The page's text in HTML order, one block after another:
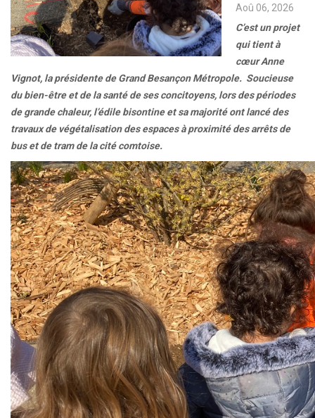
Aoû 06, 2026
C’est un projet
qui tient à
cœur Anne
Vignot, la présidente de Grand Besançon Métropole. Soucieuse
du bien-être et de la santé de ses concitoyens, lors des périodes
de grande chaleur, l’édile bisontine et sa majorité ont lancé des
travaux de végétalisation des espaces à proximité des arrêts de
bus et de tram de la cité comtoise.